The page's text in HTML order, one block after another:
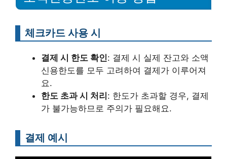
체크카드 사용 시
결제 시 한도 확인: 결제 시 실제 잔고와 소액
신용한도를 모두 고려하여 결제가 이루어져
요.
한도 초과 시 처리 : 한도가 초과할 경우, 결제
가 불가능하므로 주의가 필요해요.
결제 예시